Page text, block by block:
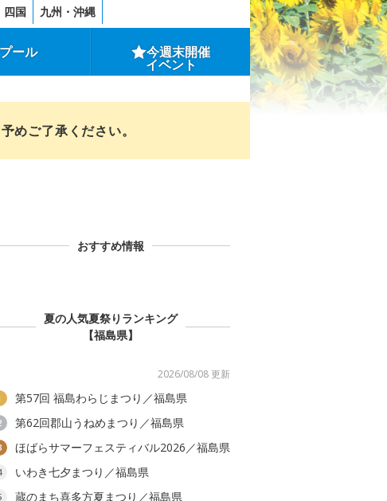
四国 九州・沖縄
プール 今週末開催
イベント
めご了承ください。
おすすめ情報
夏の人気夏祭りランキング
【福島県】
2026/08/08 更新
第57回 福島わらじまつり／福島県
第62回郡山うねめまつり／福島県
ほばらサマーフェスティバル2026／福島県
いわき七夕まつり／福島県
蔵のまち喜多方夏まつり／福島県